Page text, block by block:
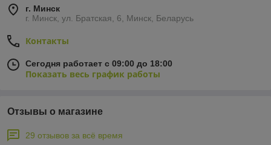
г. Минск
г. Минск, ул. Братская, 6, Минск, Беларусь
Контакты
Сегодня работает с 09:00 до 18:00
Показать весь график работы
Отзывы о магазине
29 отзывов за всё время